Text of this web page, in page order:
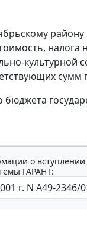
району
культурной
о
ГАРАНТ: